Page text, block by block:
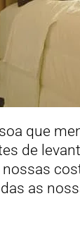
que
de
as